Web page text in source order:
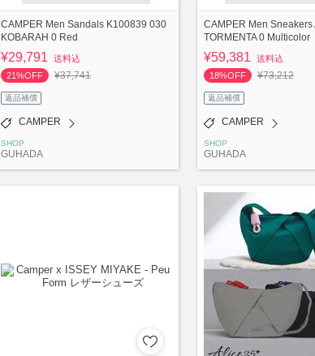
CAMPER Men Sandals K100839 030
KOBARAH 0 Red
¥29,791
送料込
21%OFF
¥37,741
返品補償
CAMPER
SHOP
GUHADA
CAMPER Men Sneakers
TORMENTA 0 Multicolor
¥59,381
送料込
18%OFF
¥73,212
返品補償
CAMPER
SHOP
GUHADA